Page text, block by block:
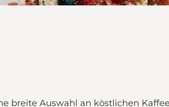
breite Auswahl an köstlichen